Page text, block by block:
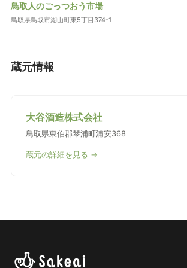
鳥取人のごっつおう市場
鳥取県鳥取市湖山町東5丁目374-1
蔵元情報
大谷酒造株式会社
鳥取県東伯郡琴浦町浦安368
蔵元の詳細を見る →